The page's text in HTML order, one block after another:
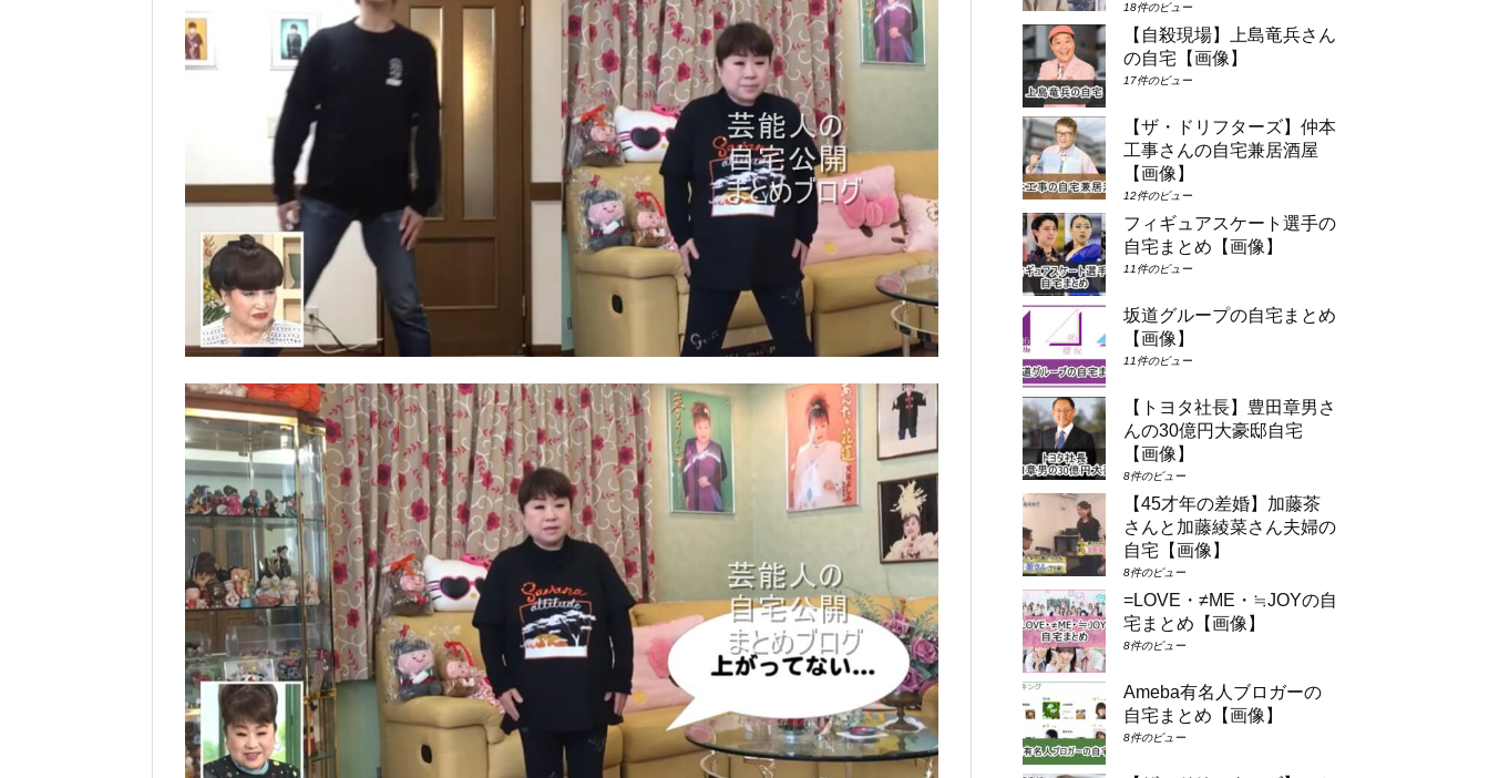
18件のビュー
【自殺現場】上島竜兵さん
の自宅【画像】
17件のビュー
【ザ・ドリフターズ】仲本
工事さんの自宅兼居酒屋
【画像】
12件のビュー
フィギュアスケート選手の
自宅まとめ【画像】
11件のビュー
坂道グループの自宅まとめ
【画像】
11件のビュー
【トヨタ社長】豊田章男さ
んの30億円大豪邸自宅
【画像】
8件のビュー
【45才年の差婚】加藤茶
さんと加藤綾菜さん夫婦の
自宅【画像】
8件のビュー
=LOVE・≠ME・≒JOYの自
宅まとめ【画像】
8件のビュー
Ameba有名人ブロガーの
自宅まとめ【画像】
8件のビュー